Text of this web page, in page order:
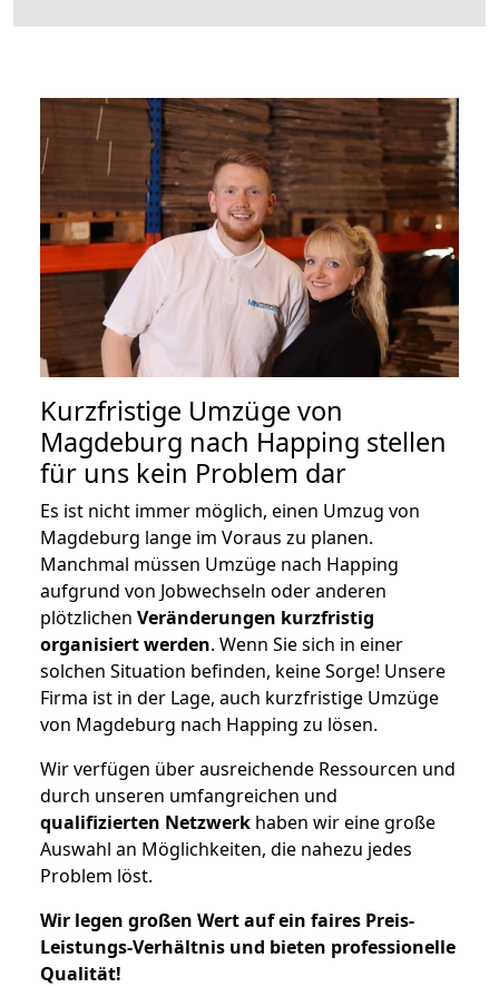
Kurzfristige Umzüge von
Magdeburg nach Happing stellen
für uns kein Problem dar
Es ist nicht immer möglich, einen Umzug von
Magdeburg lange im Voraus zu planen.
Manchmal müssen Umzüge nach Happing
aufgrund von Jobwechseln oder anderen
plötzlichen Veränderungen kurzfristig
organisiert werden. Wenn Sie sich in einer
solchen Situation befinden, keine Sorge! Unsere
Firma ist in der Lage, auch kurzfristige Umzüge
von Magdeburg nach Happing zu lösen.
Wir verfügen über ausreichende Ressourcen und
durch unseren umfangreichen und
qualifizierten Netzwerk haben wir eine große
Auswahl an Möglichkeiten, die nahezu jedes
Problem löst.
Wir legen großen Wert auf ein faires Preis-
Leistungs-Verhältnis und bieten professionelle
Qualität!